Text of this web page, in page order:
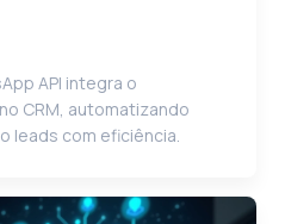
API integra o
CRM, automatizando
leads com eficiência.